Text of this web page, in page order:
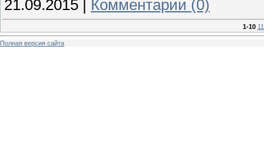
21.09.2015 Комментарии (0)
1-10
Полная версия сайта